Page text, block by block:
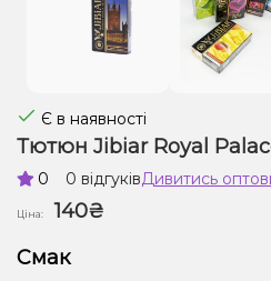
Є в наявності
Тютюн Jibiar Royal
0 0 відгуківДивитись
Ціна:
140₴
Смак